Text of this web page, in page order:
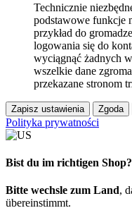
Technicznie
podstawowe funkcje
przykład do
logowania się do
wyciągnąć żadnych
wszelkie dane
przekazane stronom
Zapisz ustawienia Zgoda
Polityka prywatności
Bist du im richtigen Shop?
Bitte wechsle zum Land,
übereinstimmt.